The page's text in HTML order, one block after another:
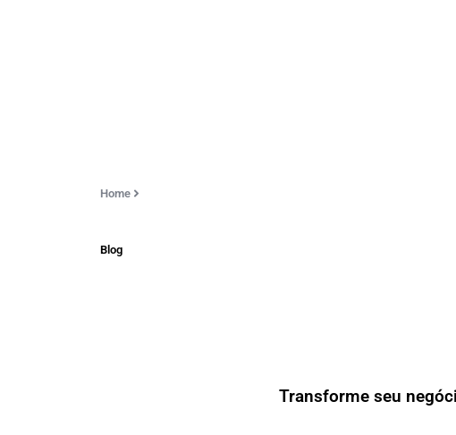
Home
Blog
Transforme seu